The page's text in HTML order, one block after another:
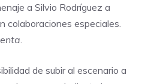
a Silvio Rodríguez a
colaboraciones especiales.
de subir al escenario a